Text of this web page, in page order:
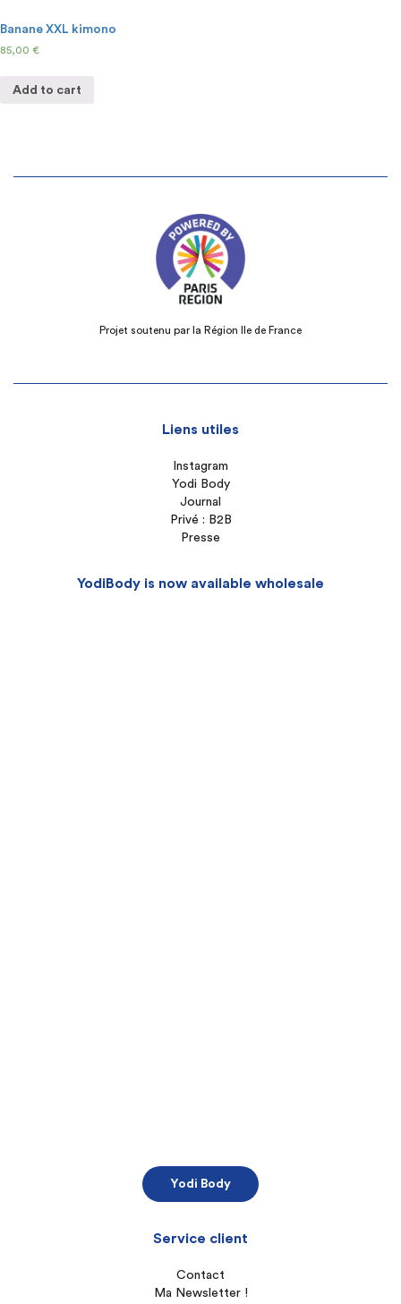
Banane XXL kimono
85,00 €
Add to cart
Projet soutenu par la Région Ile de France
Liens utiles
Instagram
Yodi Body
Journal
Privé : B2B
Presse
YodiBody is now available wholesale
Yodi Body
Service client
Contact
Ma Newsletter !